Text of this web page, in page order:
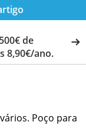
de
8,90€/ano.
Poço para